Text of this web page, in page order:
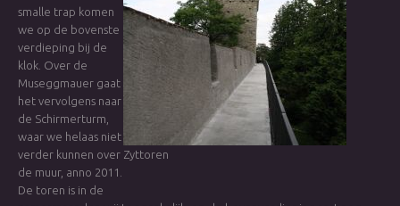
Zyttoren
smalle trap komen
we op de bovenste
verdieping bij de
klok. Over de
Museggmauer gaat
het vervolgens naar
de Schirmerturm,
waar we helaas niet
verder kunnen over
de muur, anno 2011.
De toren is in de